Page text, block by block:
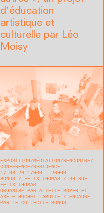
d’éducation
artistique et
culturelle par Léo
Moisy
EXPOSITION MÉDIATION
RENCONTRE/
CONFÉRENCE
RÉSIDENCE
17.06.26 17H00 - 20H00
BONUS
FÉLIX THOMAS
39 RUE
FÉLIX THOMAS
ORGANISÉ PAR ALIETTE BOYER ET
AXÈLE HUCHET-LAMOTTE
ENCADRÉ
PAR LE COLLECTIF BONUS